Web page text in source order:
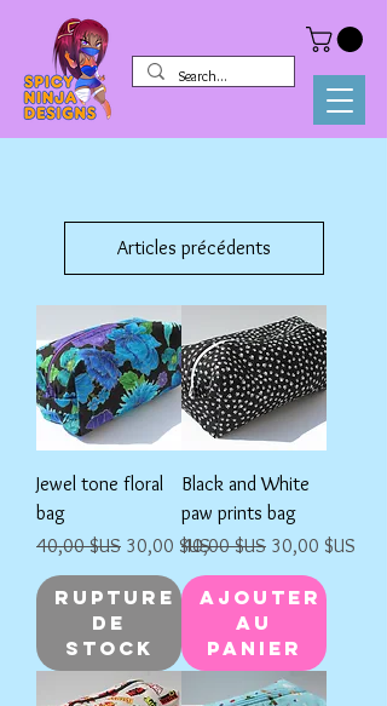
Articles précédents
Jewel tone floral
bag
Prix original
40,00 $US Prix promotionnel
30,00 $US
Rupture
de
stock
Black and White
paw prints bag
Prix original
40,00 $US Prix
30,00 $US
Ajouter
au
panier